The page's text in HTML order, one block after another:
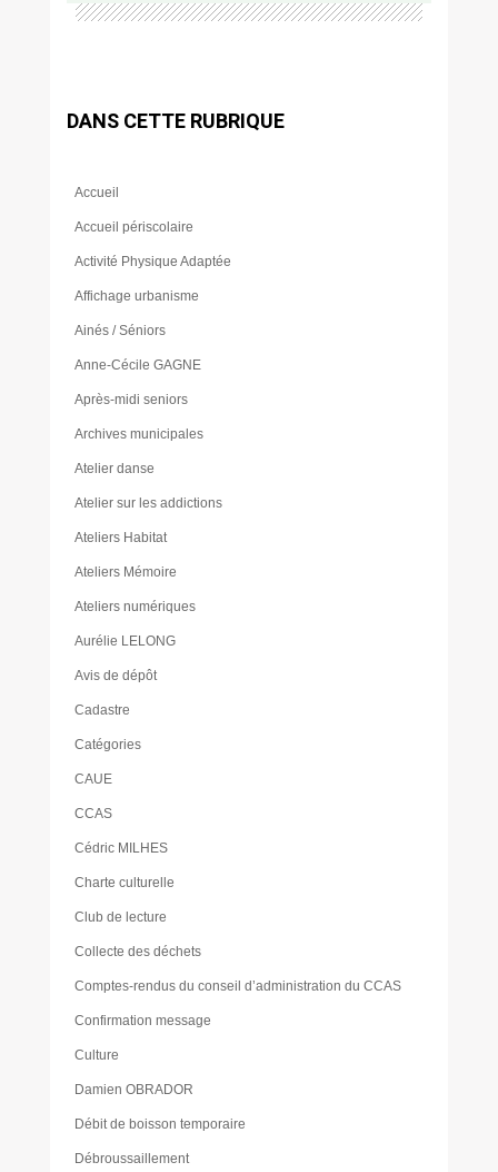
DANS CETTE RUBRIQUE
Accueil
Accueil périscolaire
Activité Physique Adaptée
Affichage urbanisme
Ainés / Séniors
Anne-Cécile GAGNE
Après-midi seniors
Archives municipales
Atelier danse
Atelier sur les addictions
Ateliers Habitat
Ateliers Mémoire
Ateliers numériques
Aurélie LELONG
Avis de dépôt
Cadastre
Catégories
CAUE
CCAS
Cédric MILHES
Charte culturelle
Club de lecture
Collecte des déchets
Comptes-rendus du conseil d’administration du CCAS
Confirmation message
Culture
Damien OBRADOR
Débit de boisson temporaire
Débroussaillement